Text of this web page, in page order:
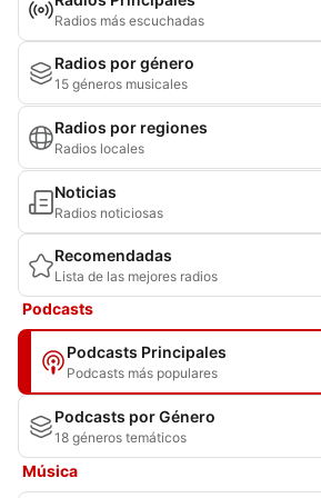
Radios más escuchadas
Radios por género
15 géneros musicales
Radios por regiones
Radios locales
Noticias
Radios noticiosas
Recomendadas
Lista de las mejores radios
Podcasts
Podcasts Principales
Podcasts más populares
Podcasts por Género
18 géneros temáticos
Música